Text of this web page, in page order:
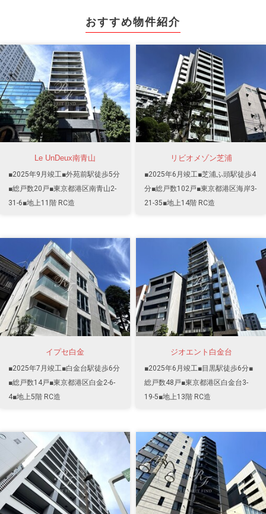
おすすめ物件紹介
Le UnDeux南青山
■2025年9月竣工■外苑前駅徒歩5分
■総戸数20戸■東京都港区南青山2-
31-6■地上11階 RC造
リビオメゾン芝浦
■2025年6月竣工■芝浦ふ頭駅徒歩4
分■総戸数102戸■東京都港区海岸3-
21-35■地上14階 RC造
イプセ白金
■2025年7月竣工■白金台駅徒歩6分
■総戸数14戸■東京都港区白金2-6-
4■地上5階 RC造
ジオエント白金台
■2025年6月竣工■目黒駅徒歩6分■
総戸数48戸■東京都港区白金台3-
19-5■地上13階 RC造